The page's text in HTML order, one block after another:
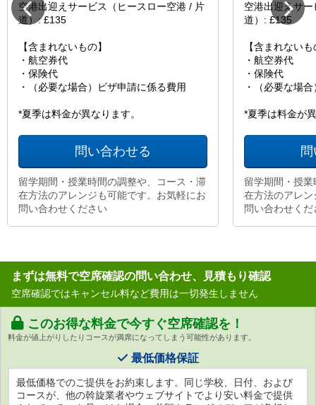
空港出迎えサービス（ヒースロー空港 / 片
道）: £135
【含まれないもの】
・航空券代
・保険代
・（必要な場合）ビザ申請に係る費用
*夏季は料金が異なります。
問い合わせる
留学期間・授業時間の調整や、コース・滞
在方法のアレンジも可能です。お気軽にお
問い合わせください
空港出迎えサ
道）: £135
【含まれない
・航空券代
・保険代
・（必要な場
*夏季は料金が
留学期間・授
在方法のアレ
問い合わせくだ
まずは無料で空席確認の問い合わせ、見積もり確認
空席確認ではキャンセル料など費用は一切発生しません
このお得な料金で今すぐ空席確認を！
料金が値上がりしたりコースが満席になってしまう可能性があります。
最低価格保証
最低価格でのご提供をお約束します。同じ学校、日付、および
コースが、他の斡旋業者やウェブサイトでより安い料金で提供